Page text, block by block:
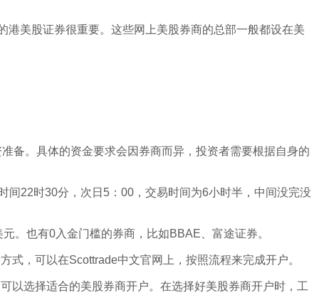
美股证券很重要。这些网上美股券商的总部一般都设在美
备。具体的资金要求会因券商而异，投资者需要根据自身的
间22时30分，次日5：00，交易时间为6小时半，中间没完没
。也有0入金门槛的券商，比如BBAE、富途证券。
，可以在Scottrade中文官网上，按照流程来完成开户。
以选择适合的美股券商开户。在选择好美股券商开户时，工